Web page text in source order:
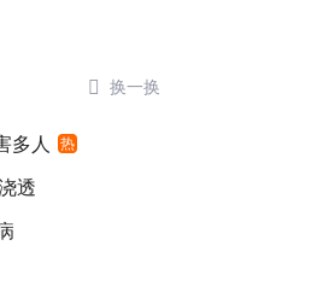
 换一换
多人 热
透